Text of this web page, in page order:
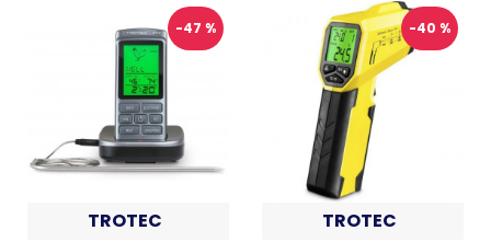
-47 %
TROTEC
-40 %
TROTEC